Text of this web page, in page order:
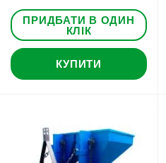
ПРИДБАТИ В ОДИН
КЛІК
КУПИТИ